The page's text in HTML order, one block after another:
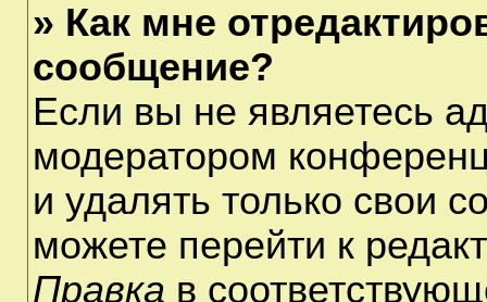
» Как мне
сообщение?
Если вы не являетесь
модератором
и удалять только свои
можете перейти к
Правка в